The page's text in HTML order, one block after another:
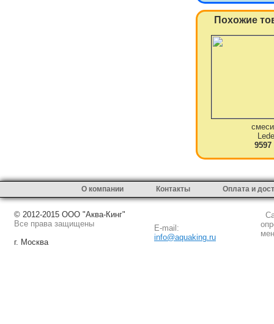
Похожие
9597
О компании Контакты Оплата и
© 2012-2015 ООО "Аква-Кинг"
Все права защищены
г. Москва
E-mail:
info@aquaking.ru